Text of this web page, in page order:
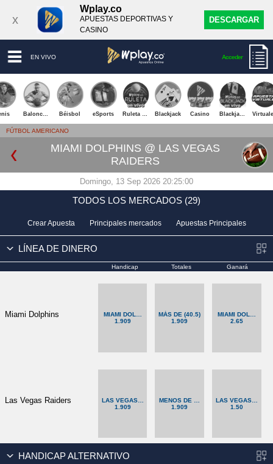
x
Wplay.co
APUESTAS DEPORTIVAS Y
CASINO
DESCARGAR
EN VIVO Acceder
Baloncesto Béisbol eSports Blackjack Casino Blackjack Envivo
FÚTBOL AMERICANO
MIAMI DOLPHINS @ LAS VEGAS
RAIDERS
Domingo, 13 Sep 2026 20:25:00
TODOS LOS MERCADOS (29)
Crear Apuesta Principales mercados Apuestas Principales
LÍNEA DE DINERO
Handicap Totales Ganará
Miami Dolphins
MIAMI DOLPHINS (+3.5)
1.909
MÁS DE (40.5)
1.909
MIAMI DOLPHINS
2.65
Las Vegas Raiders
LAS VEGAS RAIDERS (-3.5)
1.909
MENOS DE (40.5)
1.909
LAS VEGAS
1.50
HANDICAP ALTERNATIVO